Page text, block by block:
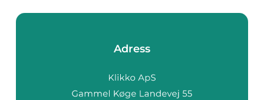
Adress